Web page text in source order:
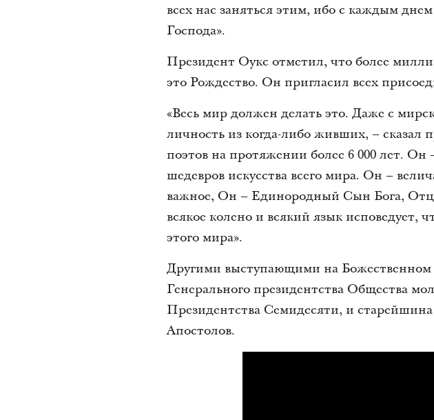
всех нас заняться этим, ибо с каждым
Господа».
Президент Оукс отметил, что более
это Рождество. Он пригласил всех
«Весь мир должен делать это. Даже с
личность из когда-либо живших, – сказал
поэтов на протяжении более 6 000 лет.
шедевров искусства всего мира. Он –
важное, Он – Единородный Сын Бога,
всякое колено и всякий язык
этого мира».
Другими выступающими на Божественном
Генерального президентства Общества
Президентства Семидесяти, и
Апостолов.